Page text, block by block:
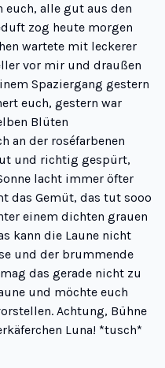
euch, alle gut aus den
zog heute morgen
wartete mit leckerer
vor mir und draußen
Spaziergang gestern
euch, gestern war
Blüten
an der roséfarbenen
und richtig gespürt,
lacht immer öfter
das Gemüt, das tut sooo
einem dichten grauen
kann die Laune nicht
und der brummende
das gerade nicht zu
und möchte euch
Achtung, Bühne
Luna! *tusch*